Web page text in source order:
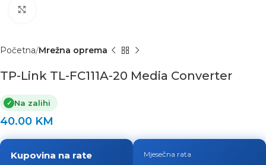
Početna Mrežna oprema
TP-Link TL-FC111A-20 Media Converter
✓ Na zalihi
40.00 KM
Kupovina na rate Mjesečna rata